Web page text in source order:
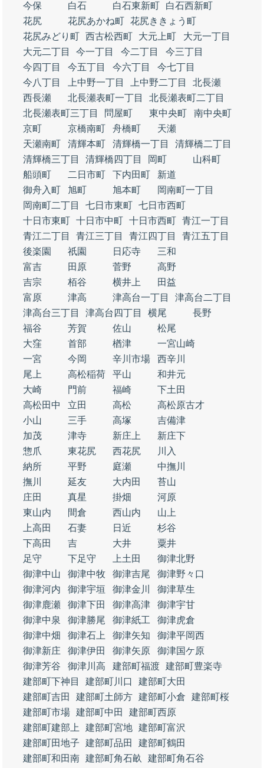
今保
白石 白石東新町
白石西新町
花尻
花尻あかね町 花尻ききょう町
花尻みどり町 西古松西町 大元上町
大元一丁目
大元二丁目
今一丁目 今二丁目
今三丁目
今四丁目
今五丁目 今六丁目
今七丁目
今八丁目
上中野一丁目 上中野二丁目
北長瀬
西長瀬
北長瀬表町一丁目
北長瀬表町二丁目
北長瀬表町三丁目
問屋町 東中央町
南中央町
京町
京橋南町 舟橋町
天瀬
天瀬南町
清輝本町 清輝橋一丁目
清輝橋二丁目
清輝橋三丁目
清輝橋四丁目 岡町
山科町
船頭町
二日市町 下内田町
新道
御舟入町
旭町 旭本町
岡南町一丁目
岡南町二丁目
七日市東町 七日市西町
十日市東町 十日市中町 十日市西町 青江一丁目
青江二丁目
青江三丁目 青江四丁目
青江五丁目
後楽園
祇園 日応寺
三和
富吉
田原 菅野
高野
吉宗
栢谷 横井上
田益
富原
津高 津高台一丁目
津高台二丁目
津高台三丁目
津高台四丁目 横尾
長野
福谷
芳賀 佐山
松尾
大窪
首部 楢津
一宮山崎
一宮
今岡 辛川市場
西辛川
尾上
高松稲荷 平山
和井元
大崎
門前 福崎
下土田
高松田中
立田 高松
高松原古才
小山
三手 高塚
吉備津
加茂
津寺 新庄上
新庄下
惣爪
東花尻 西花尻
川入
納所
平野 庭瀬
中撫川
撫川
延友 大内田
苔山
庄田
真星 掛畑
河原
東山内
間倉 西山内
山上
上高田
石妻 日近
杉谷
下高田
吉 大井
粟井
足守
下足守 上土田
御津北野
御津中山
御津中牧 御津吉尾
御津野々口
御津河内
御津宇垣 御津金川
御津草生
御津鹿瀬
御津下田 御津高津
御津宇甘
御津中泉
御津勝尾 御津紙工
御津虎倉
御津中畑
御津石上 御津矢知
御津平岡西
御津新庄
御津伊田 御津矢原
御津国ケ原
御津芳谷
御津川高 建部町福渡 建部町豊楽寺
建部町下神目
建部町川口
建部町大田
建部町吉田
建部町土師方 建部町小倉
建部町桜
建部町市場 建部町中田
建部町西原
建部町建部上
建部町宮地 建部町富沢
建部町田地子
建部町品田
建部町鶴田
建部町和田南 建部町角石畝
建部町角石谷